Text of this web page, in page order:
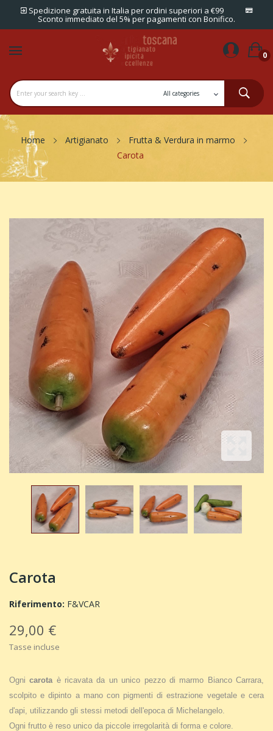
Spedizione gratuita in Italia per ordini superiori a €99
Sconto immediato del 5% per pagamenti con Bonifico.
0
Home Artigianato
Frutta & Verdura in marmo
Carota
Carota
Riferimento: F&VCAR
29,00 €
Tasse incluse
Ognicarotaè ricavata da un unico pezzo di marmo Bianco Carrara,
scolpito e dipinto a mano con pigmenti di estrazione vegetale e cera
d'api, utilizzando gli stessi metodi dell'epoca di Michelangelo.
Ogni frutto è reso unico da piccole irregolarità di forma e colore.